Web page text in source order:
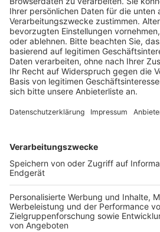
Anzeige
Zunächst waren einige
gelaufen. Man habe einige
Körperverletzungen gehabt, aber
vergleichbar mit der Mainacht
der Beamten nicht: Es gab
habe ein Wagen gegen 2 Uhr in
Konrad-Adenauer-Straße Ecke
und rund eine Stunde später
Bergheim-Paffendorf in Flammen.
Friedrich-Bessel-Straße und